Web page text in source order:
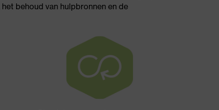
behoud van hulpbronnen en de